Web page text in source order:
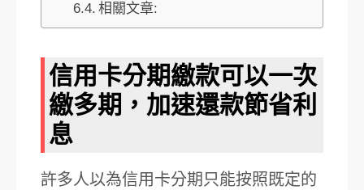
相關文章:
信用卡分期繳款可以一次
繳多期，加速還款節省利
息
許多人以為信用卡分期只能按照既定的